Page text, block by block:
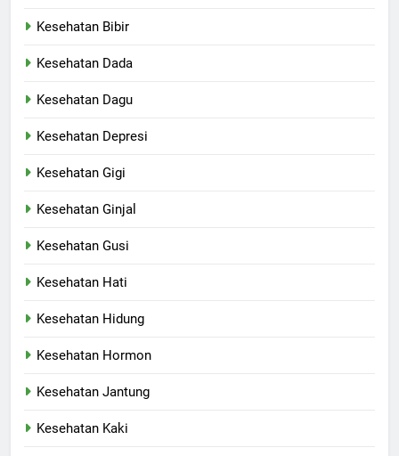
Kesehatan Bibir
Kesehatan Dada
Kesehatan Dagu
Kesehatan Depresi
Kesehatan Gigi
Kesehatan Ginjal
Kesehatan Gusi
Kesehatan Hati
Kesehatan Hidung
Kesehatan Hormon
Kesehatan Jantung
Kesehatan Kaki